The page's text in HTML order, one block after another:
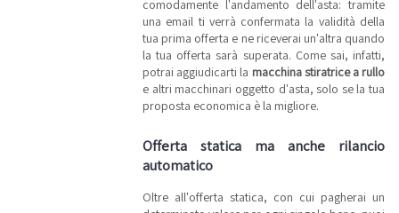
comodamente l'andamento dell'asta: tramite
una email ti verrà confermata la validità della
tua prima offerta e ne riceverai un'altra quando
la tua offerta sarà superata. Come sai, infatti,
potrai aggiudicarti la macchina stiratrice a rullo
e altri macchinari oggetto d'asta, solo se la tua
proposta economica è la migliore.
Offerta statica ma anche rilancio
automatico
Oltre all'offerta statica, con cui pagherai un